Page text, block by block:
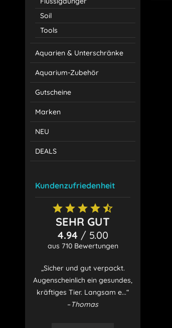
Soil
Tools
Aquarien & Unterschränke
Aquarium-Zubehör
Gutscheine
Marken
NEU
DEALS
Kundenzufriedenheit
SEHR GUT
4.94/ 5.00
aus 710 Bewertungen
„Sicher und gut verpackt.
Augenscheinlich ein gesundes,
kräftiges Tier. Langsam e...“
–Thomas